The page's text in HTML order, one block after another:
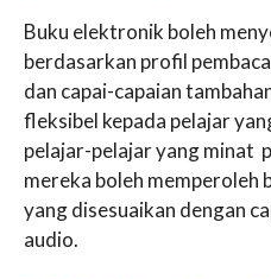
Buku elektronik boleh
berdasarkan profil
dan capai-capaian
fleksibel kepada pelajar
pelajar-pelajar yang minat
mereka boleh memperoleh
yang disesuaikan dengan
audio.